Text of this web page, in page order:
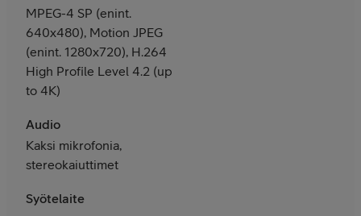
MPEG-4 SP (enint.
640x480), Motion JPEG
(enint. 1280x720), H.264
High Profile Level 4.2 (up
to 4K)
Audio
Kaksi mikrofonia,
stereokaiuttimet
Syötelaite